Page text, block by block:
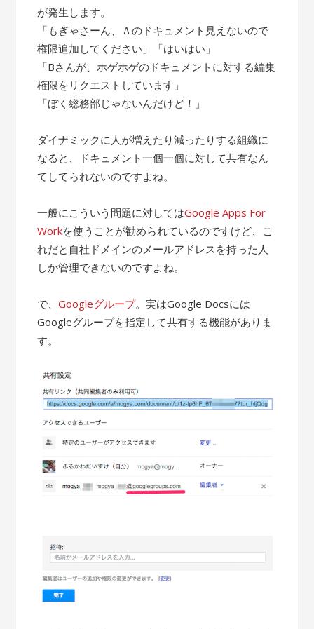
が発生します。
「もぎゃさーん、Ａのドキュメント見えないので
権限追加してください」「はいはい」
「Bさんが、ホゲホゲのドキュメントに対する編集
権限をリクエストしています」
「ぼく総務部じゃないんだけど！」
ダイナミックに人が増えたり減ったりする組織に
なると、ドキュメント一個一個に対して共有なん
てしてられないのですよね。
一般にこういう問題に対してはGoogle Apps For
Workを使うことが勧められているのですけど、こ
れだと自社ドメインのメールアドレスを持った人
しか管理できないのですよね。
で、Googleグループ。実はGoogle Docsには
Googleグループを指定して共有する機能がありま
す。